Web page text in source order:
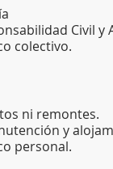
Civil y
colectivo.
ni remontes.
y
personal.